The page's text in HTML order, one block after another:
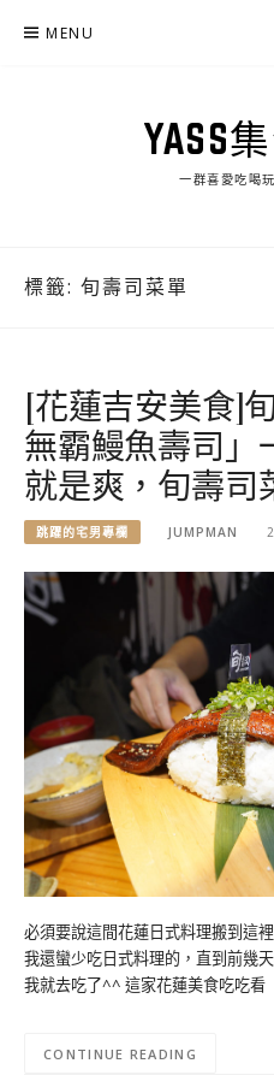
MENU
YASS
一群喜愛吃喝
標籤: 旬壽司菜單
[花蓮吉安美食]
無霸鰻魚壽司」
就是爽，旬壽司
跳躍的宅男專欄 JUMPMAN
必須要說這間花蓮日式料理搬到這
我還蠻少吃日式料理的，直到前幾
我就去吃了^^ 這家花蓮美食吃吃看
CONTINUE READING